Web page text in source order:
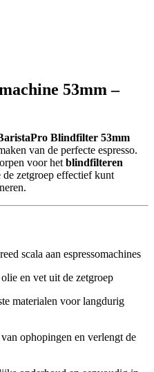
53mm –
Blindfilter 53mm
van de perfecte espresso.
voor het blindfilteren
zetgroep effectief kunt
scala aan espressomachines
en vet uit de zetgroep
materialen voor langdurig
ophopingen en verlengt de